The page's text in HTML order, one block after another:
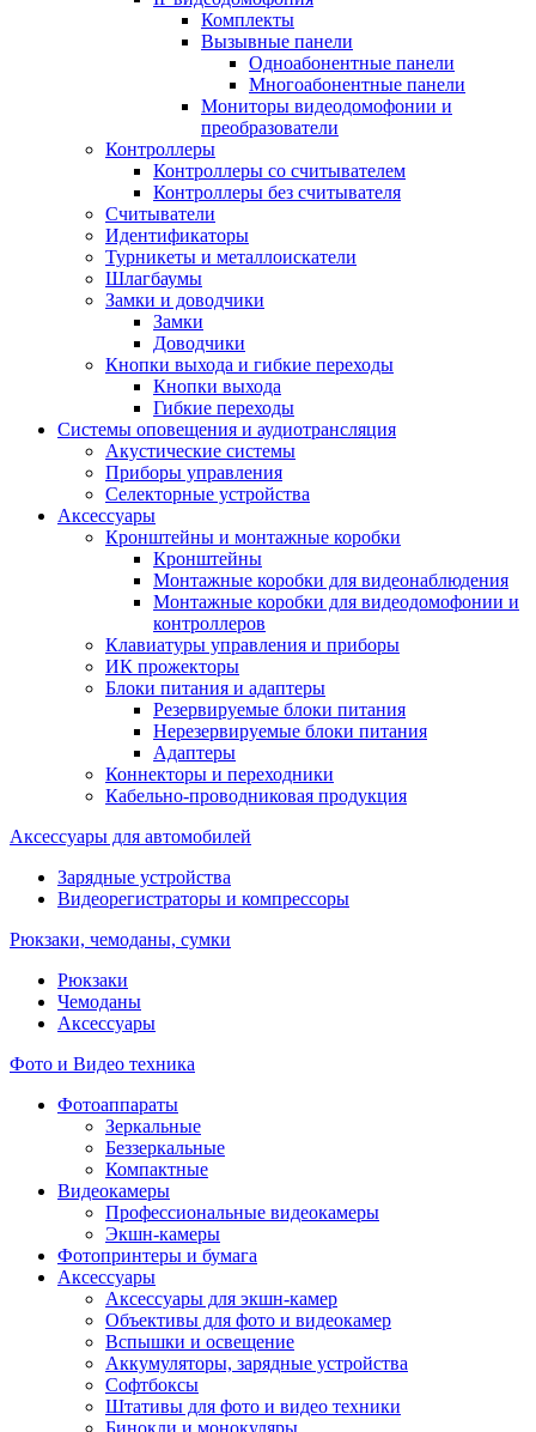
Комплекты
Вызывные панели
Одноабонентные панели
Многоабонентные панели
Мониторы видеодомофонии и
преобразователи
Контроллеры
Контроллеры со считывателем
Контроллеры без считывателя
Считыватели
Идентификаторы
Турникеты и металлоискатели
Шлагбаумы
Замки и доводчики
Замки
Доводчики
Кнопки выхода и гибкие переходы
Кнопки выхода
Гибкие переходы
Системы оповещения и аудиотрансляция
Акустические системы
Приборы управления
Селекторные устройства
Аксессуары
Кронштейны и монтажные коробки
Кронштейны
Монтажные коробки для видеонаблюдения
Монтажные коробки для видеодомофонии и
контроллеров
Клавиатуры управления и приборы
ИК прожекторы
Блоки питания и адаптеры
Резервируемые блоки питания
Нерезервируемые блоки питания
Адаптеры
Коннекторы и переходники
Кабельно-проводниковая продукция
Аксессуары для автомобилей
Зарядные устройства
Видеорегистраторы и компрессоры
Рюкзаки, чемоданы, сумки
Рюкзаки
Чемоданы
Аксессуары
Фото и Видео техника
Фотоаппараты
Зеркальные
Беззеркальные
Компактные
Видеокамеры
Профессиональные видеокамеры
Экшн-камеры
Фотопринтеры и бумага
Аксессуары
Аксессуары для экшн-камер
Объективы для фото и видеокамер
Вспышки и освещение
Аккумуляторы, зарядные устройства
Софтбоксы
Штативы для фото и видео техники
Бинокли и монокуляры